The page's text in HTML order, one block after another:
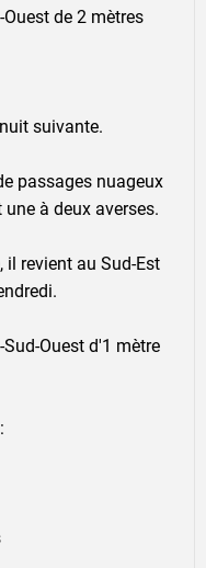
de 2 mètres
suivante.
passages nuageux
à deux averses.
revient au Sud-Est
Ouest d'1 mètre